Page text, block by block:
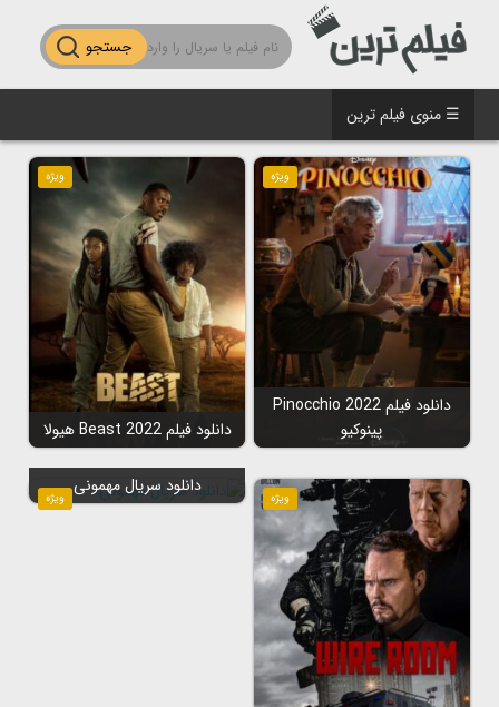
جستجو
☰ منوی فیلم ترین
ویژه
دانلود فیلم Pinocchio 2022
پینوکیو
ویژه
دانلود فیلم Beast 2022 هیولا
ویژه ویژه
دانلود سریال مهمونی